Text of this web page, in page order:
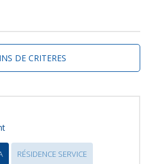
DE CRITERES
RÉSIDENCE SERVICE